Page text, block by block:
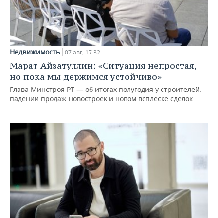
Недвижимость 07 авг, 17:32
Марат Айзатуллин: «Ситуация непростая,
но пока мы держимся устойчиво»
Глава Минстроя РТ — об итогах полугодия у строителей,
падении продаж новостроек и новом всплеске сделок